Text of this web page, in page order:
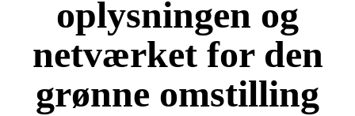
oplysningen og
netværket for den
grønne omstilling